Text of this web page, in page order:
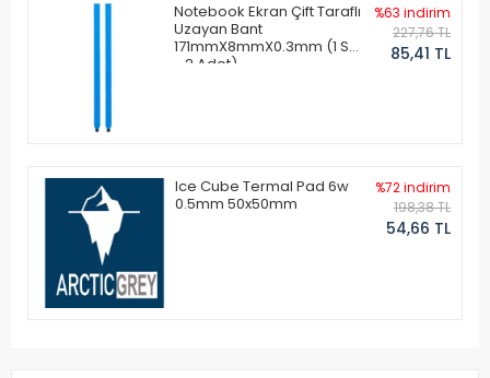
Notebook Ekran Çift Taraflı
Uzayan Bant
171mmX8mmX0.3mm (1 Set
- 2 Adet)
%63 indirim
227,76 TL
85,41 TL
Ice Cube Termal Pad 6w
0.5mm 50x50mm
%72 indirim
198,38 TL
54,66 TL